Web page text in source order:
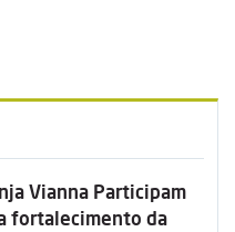
Vianna Participam
fortalecimento da